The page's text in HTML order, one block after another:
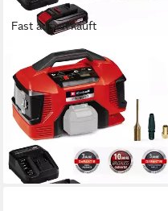
Fast ausverkauft
EINHELL
Akku-Handkompressor Einhell
PRESSITO 18/21 X-Change
18 V mit Akku 2.5 Ah /
Ladegerät
108,99 €
lieferbar - in 3-4 Werktagen bei dir